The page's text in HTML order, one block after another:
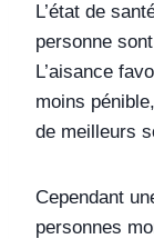
L’état de
personne
L’aisance
moins
de meilleurs
Cependant
personnes